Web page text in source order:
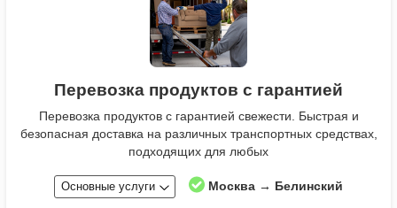
Перевозка продуктов с гарантией
Перевозка продуктов с гарантией свежести. Быстрая и
безопасная доставка на различных транспортных средствах,
подходящих для любых
Основные услуги Москва → Белинский